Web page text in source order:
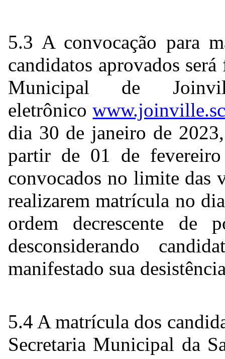
5.3 A convocação para
candidatos aprovados
Municipal de
eletrônico
dia 30 de janeiro de
partir de 01 de
convocados no limite das
realizarem matrícula no
ordem decrescente de
desconsiderando
manifestado sua
5.4 A matrícula dos
Secretaria Municipal da